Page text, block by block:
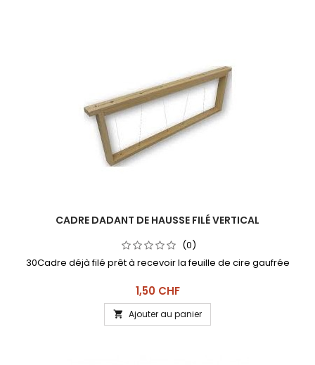
CADRE DADANT DE HAUSSE FILÉ VERTICAL
(0)
30Cadre déjà filé prêt à recevoir la feuille de cire gaufrée
Prix
1,50 CHF
 Ajouter au panier